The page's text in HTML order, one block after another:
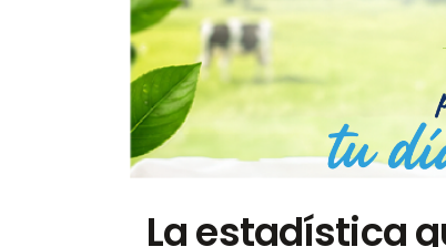
La estadística